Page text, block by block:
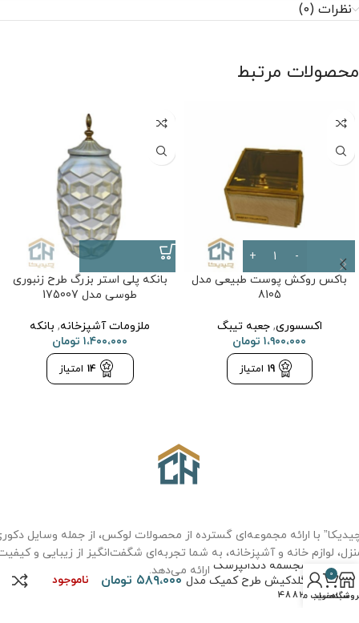
نظرات (0)
محصولات مرتبط
باکس روکش پوست طبیعی مدل
8105
اکسسوری,جعبه تیبگ
۱،۹۰۰،۰۰۰ تومان
19 امتیاز
بانکه پلی استر بزرگ طرح زنبوری
طوسی مدل 175007
ملزومات آشپزخانه, بانکه
۱،۴۰۰،۰۰۰ تومان
14 امتیاز
با ارائه مجموعه‌ای گسترده از محصولات لوکس، از جمله وسایل
لوازم خانه و آشپزخانه، به شما تجربه‌ای شگفت‌انگیز از زیبایی و
ارائه می‌دهد. مجسمه دندانپزشک
گلدکیش طرح کمیک مدل
4883
۵۸۹،۰۰۰ تومان ناموجود 0
سبد خرید
حساب من